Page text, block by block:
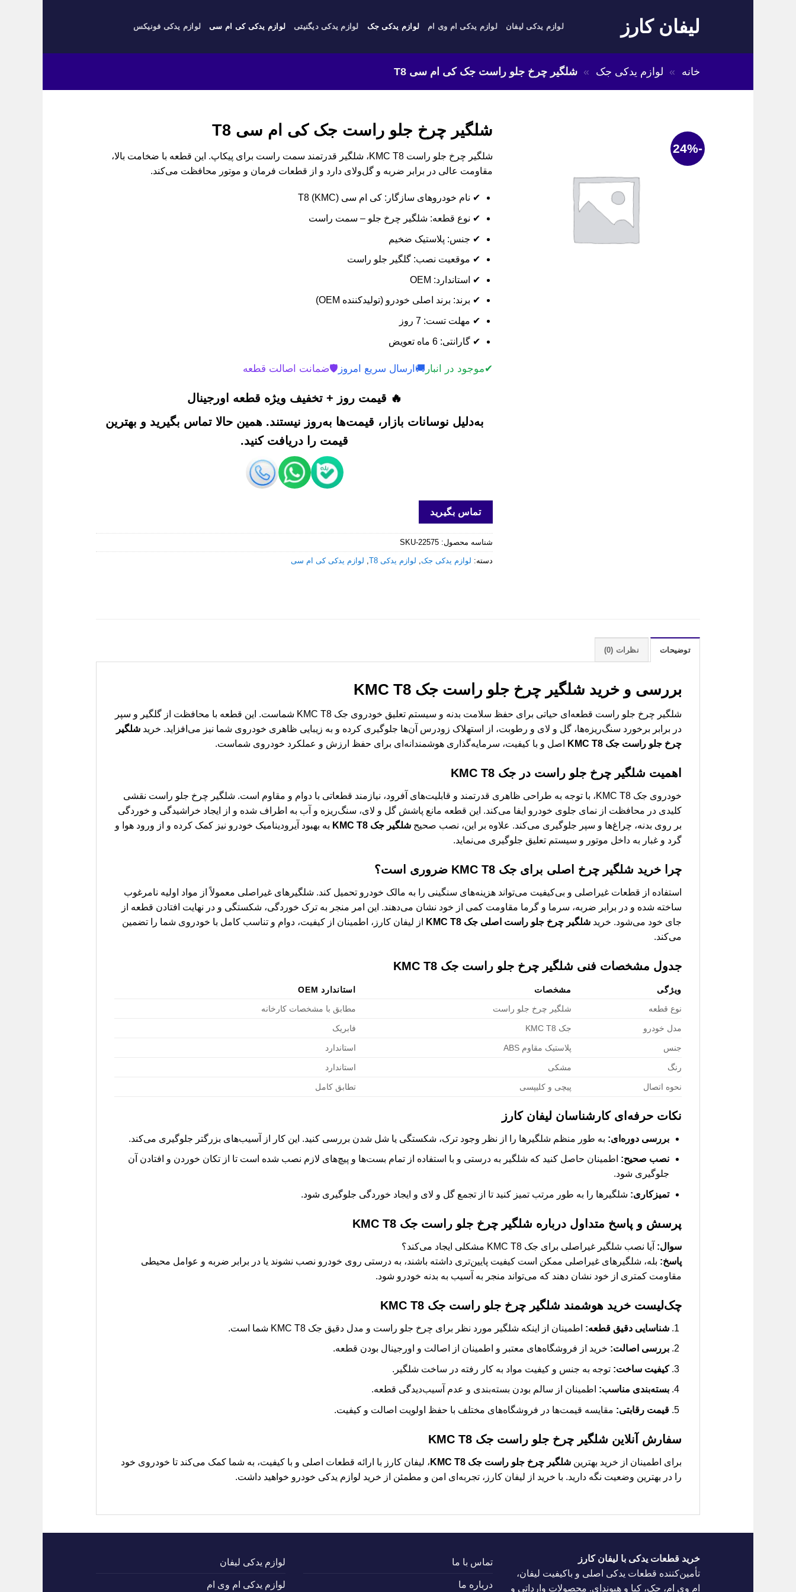
لیفان کارز لوازم یدکی لیفان لوازم یدکی ام وی ام لوازم یدکی جک لوازم یدکی دیگنیتی لوازم یدکی کی ام سی لوازم یدکی فونیکس
خانه » لوازم یدکی جک » شلگیر چرخ جلو راست جک کی ام سی T8
-24%
شلگیر چرخ جلو راست جک کی ام سی T8
شلگیر چرخ جلو راست KMC T8، شلگیر قدرتمند سمت راست برای پیکاپ. این قطعه با ضخامت بالا،
مقاومت عالی در برابر ضربه و گل‌ولای دارد و از قطعات فرمان و موتور محافظت می‌کند.
✔ نام خودروهای سازگار: کی ام سی (KMC) T8
✔ نوع قطعه: شلگیر چرخ جلو – سمت راست
✔ جنس: پلاستیک ضخیم
✔ موقعیت نصب: گلگیر جلو راست
✔ استاندارد: OEM
✔ برند: برند اصلی خودرو (تولیدکننده OEM)
✔ مهلت تست: 7 روز
✔ گارانتی: 6 ماه تعویض
✔موجود در انبار 🚚 ارسال سریع امروز 🛡️ضمانت اصالت قطعه
🔥 قیمت روز + تخفیف ویژه قطعه اورجینال
به‌دلیل نوسانات بازار، قیمت‌ها به‌روز نیستند. همین حالا تماس بگیرید و بهترین
قیمت را دریافت کنید.
تماس بگیرید
شناسه محصول: SKU-22575
دسته: لوازم یدکی جک لوازم یدکی T8 لوازم یدکی کی ام سی
توضیحات نظرات (0)
بررسی و خرید شلگیر چرخ جلو راست جک KMC T8
شلگیر چرخ جلو راست قطعه‌ای حیاتی برای حفظ سلامت بدنه و سیستم تعلیق خودروی جک KMC T8 شماست. این قطعه با محافظت از گلگیر و سپر
در برابر برخورد سنگ‌ریزه‌ها، گل و لای و رطوبت، از استهلاک زودرس آن‌ها جلوگیری کرده و به زیبایی ظاهری خودروی شما نیز می‌افزاید. خرید شلگیر
چرخ جلو راست جک KMC T8
اصل و با کیفیت، سرمایه‌گذاری هوشمندانه‌ای برای حفظ ارزش و عملکرد خودروی شماست.
اهمیت شلگیر چرخ جلو راست در جک KMC T8
خودروی جک KMC T8، با توجه به طراحی ظاهری قدرتمند و قابلیت‌های آفرود، نیازمند قطعاتی با دوام و مقاوم است. شلگیر چرخ جلو راست نقشی
کلیدی در محافظت از نمای جلوی خودرو ایفا می‌کند. این قطعه مانع پاشش گل و لای، سنگ‌ریزه و آب به اطراف شده و از ایجاد خراشیدگی و خوردگی
بر روی بدنه، چراغ‌ها و سپر جلوگیری می‌کند. علاوه بر این، نصب صحیح شلگیر جک KMC T8
به بهبود آیرودینامیک خودرو نیز کمک کرده و از ورود هوا و
گرد و غبار به داخل موتور و سیستم تعلیق جلوگیری می‌نماید.
چرا خرید شلگیر چرخ اصلی برای جک KMC T8 ضروری است؟
استفاده از قطعات غیراصلی و بی‌کیفیت می‌تواند هزینه‌های سنگینی را به مالک خودرو تحمیل کند. شلگیرهای غیراصلی معمولاً از مواد اولیه نامرغوب
ساخته شده و در برابر ضربه، سرما و گرما مقاومت کمی از خود نشان می‌دهند. این امر منجر به ترک خوردگی، شکستگی و در نهایت افتادن قطعه از
جای خود می‌شود. خرید شلگیر چرخ جلو راست اصلی جک KMC T8
از لیفان کارز، اطمینان از کیفیت، دوام و تناسب کامل با خودروی شما را تضمین
می‌کند.
جدول مشخصات فنی شلگیر چرخ جلو راست جک KMC T8
ویژگی مشخصات
استاندارد OEM
نوع قطعه
شلگیر چرخ جلو راست مطابق با مشخصات کارخانه
مدل خودرو جک KMC T8 فابریک
جنس پلاستیک مقاوم ABS استاندارد
رنگ مشکی استاندارد
نحوه اتصال پیچی و کلیپسی تطابق کامل
نکات حرفه‌ای کارشناسان لیفان کارز
بررسی دوره‌ای: به طور منظم شلگیرها را از نظر وجود ترک، شکستگی یا شل شدن بررسی کنید. این کار از آسیب‌های بزرگتر جلوگیری می‌کند.
نصب صحیح: اطمینان حاصل کنید که شلگیر به درستی و با استفاده از تمام بست‌ها و پیچ‌های لازم نصب شده است تا از تکان خوردن و افتادن آن
جلوگیری شود.
تمیزکاری: شلگیرها را به طور مرتب تمیز کنید تا از تجمع گل و لای و ایجاد خوردگی جلوگیری شود.
پرسش و پاسخ متداول درباره شلگیر چرخ جلو راست جک KMC T8
سوال: آیا نصب شلگیر غیراصلی برای جک KMC T8 مشکلی ایجاد می‌کند؟
پاسخ: بله، شلگیرهای غیراصلی ممکن است کیفیت پایین‌تری داشته باشند، به درستی روی خودرو نصب نشوند یا در برابر ضربه و عوامل محیطی
مقاومت کمتری از خود نشان دهند که می‌تواند منجر به آسیب به بدنه خودرو شود.
چک‌لیست خرید هوشمند شلگیر چرخ جلو راست جک KMC T8
شناسایی دقیق قطعه: اطمینان از اینکه شلگیر مورد نظر برای چرخ جلو راست و مدل دقیق جک KMC T8 شما است.
بررسی اصالت: خرید از فروشگاه‌های معتبر و اطمینان از اصالت و اورجینال بودن قطعه.
کیفیت ساخت: توجه به جنس و کیفیت مواد به کار رفته در ساخت شلگیر.
بسته‌بندی مناسب: اطمینان از سالم بودن بسته‌بندی و عدم آسیب‌دیدگی قطعه.
قیمت رقابتی: مقایسه قیمت‌ها در فروشگاه‌های مختلف با حفظ اولویت اصالت و کیفیت.
سفارش آنلاین شلگیر چرخ جلو راست جک KMC T8
برای اطمینان از خرید بهترین شلگیر چرخ جلو راست جک KMC T8
، لیفان کارز با ارائه قطعات اصلی و با کیفیت، به شما کمک می‌کند تا خودروی خود
را در بهترین وضعیت نگه دارید. با خرید از لیفان کارز، تجربه‌ای امن و مطمئن از خرید لوازم یدکی خودرو خواهید داشت.
خرید قطعات یدکی با لیفان کارز
تأمین‌کننده قطعات یدکی اصلی و باکیفیت لیفان،
ام وی ام، جک، کیا و هیوندای. محصولات وارداتی و
تماس با ما
درباره ما
لوازم یدکی لیفان
لوازم یدکی ام وی ام